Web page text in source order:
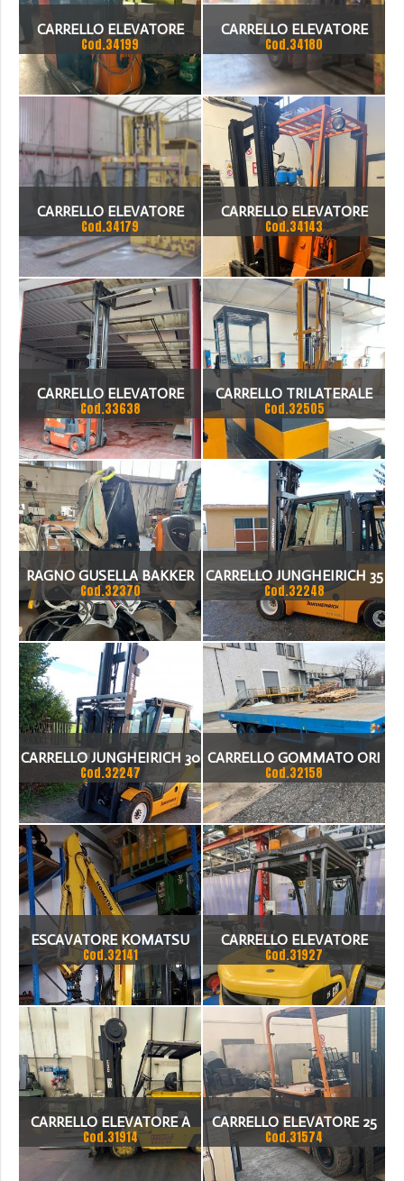
CARRELLO ELEVATORE
POZZI ELETTRICO
Cod.34199
CARRELLO ELEVATORE
LUGLI 100
Cod.34180
CARRELLO ELEVATORE
CLARK DCY 250 S/PD
Cod.34179
CARRELLO ELEVATORE
CARECAR
Cod.34143
CARRELLO ELEVATORE
PUCCI CATERVO
Cod.33638
CARRELLO TRILATERALE
25Q.LI
Cod.32505
RAGNO GUSELLA BAKKER
SHT 305 PE 1-A1 MATR.
Z8150 MAX LIFT 3 T
Cod.32370
CARRELLO JUNGHEIRICH 35
Q.LI
Cod.32248
CARRELLO JUNGHEIRICH 30
Q.LI
Cod.32247
CARRELLO GOMMATO ORI
SEM B PORTATA 40 TON
ANNO 2013
Cod.32158
ESCAVATORE KOMATSU
PC50MR-2 50Q ANNO 2007
CON SOLO 234 ORE DI
LAVORO COMPLETO DI
PINZA NUOVA ANNO 2007
Cod.32141
CARRELLO ELEVATORE
Cod.31927
CARRELLO ELEVATORE A
BATTERIE HYSTER 4.00
Cod.31914
CARRELLO ELEVATORE 25
Q.LI JUNGHEINRICH,
Cod.31574